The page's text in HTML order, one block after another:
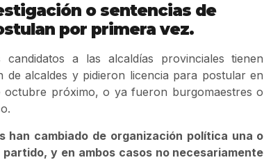
o sentencias de
por primera vez.
a las alcaldías provinciales tienen
alcaldes y pidieron licencia para postular en
octubre próximo, o ya fueron burgomaestres o
cambiado de organización política una o
y en ambos casos no necesariamente